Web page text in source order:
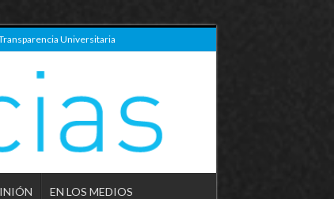
Universitaria
EN LOS MEDIOS